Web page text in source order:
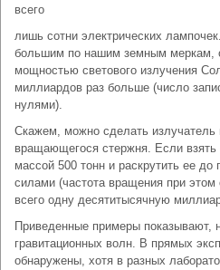
всего
лишь сотни электрических
большим по нашим земным меркам,
мощностью светового излучения
миллиардов раз больше (число
нулями).
Скажем, можно сделать излучатель
вращающегося стержня. Если
массой 500 тонн и раскрутить ее
силами (частота вращения при этом
всего одну десятитысячную
Приведенные примеры показывают,
гравитационных волн. В прямых
обнаружены, хотя в разных